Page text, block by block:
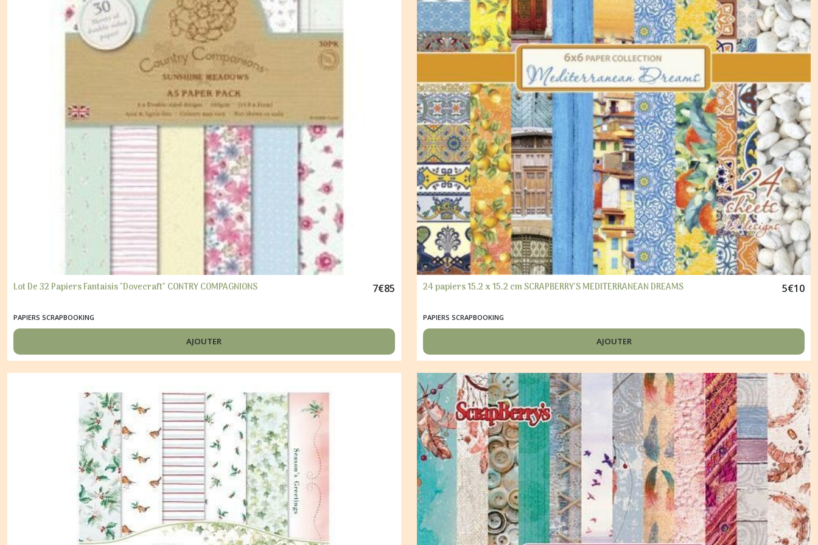
Lot De 32 Papiers Fantaisis "Dovecraft" CONTRY COMPAGNIONS 7€85
PAPIERS SCRAPBOOKING
AJOUTER
24 papiers 15.2 x 15.2 cm SCRAPBERRY'S MEDITERRANEAN DREAMS 5€10
PAPIERS SCRAPBOOKING
AJOUTER